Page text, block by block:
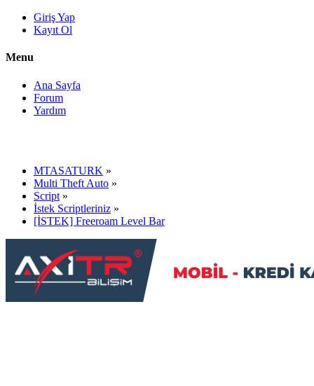
Giriş Yap
Kayıt Ol
Menu
Ana Sayfa
Forum
Yardım
MTASATURK »
Multi Theft Auto »
Script »
İstek Scriptleriniz »
[İSTEK] Freeroam Level Bar